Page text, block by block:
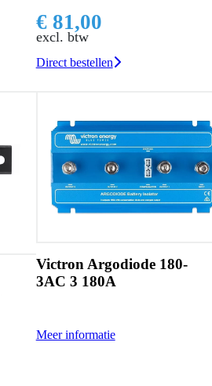
€ 81,00
excl. btw
Direct bestellen
Victron Argodiode 180-
3AC 3 180A
Meer informatie